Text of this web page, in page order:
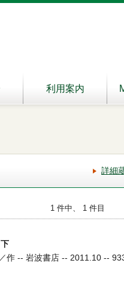
利用案内
詳細
1 件中、 1 件目
作 -- 岩波書店 -- 2011.10 --